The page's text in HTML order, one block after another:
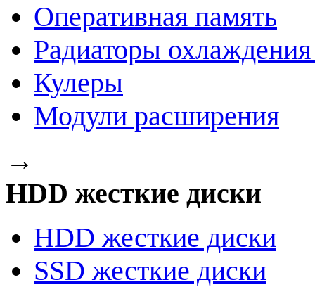
Оперативная память
Радиаторы
Кулеры
Модули расширения
→
HDD жесткие диски
HDD жесткие диски
SSD жесткие диски